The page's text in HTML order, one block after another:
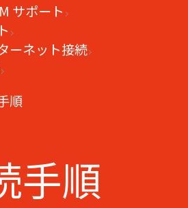
サポート
ーネット接続
順
手順